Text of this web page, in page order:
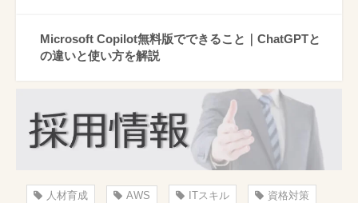
Microsoft Copilot無料版でできること｜ChatGPTと
の違いと使い方を解説
人材育成 AWS ITスキル 資格対策